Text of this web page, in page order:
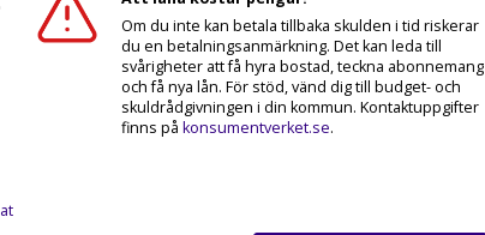
Om du inte kan betala tillbaka skulden i tid riskerar
du en betalningsanmärkning. Det kan leda till
svårigheter att få hyra bostad, teckna abonnemang
och få nya lån. För stöd, vänd dig till budget- och
skuldrådgivningen i din kommun. Kontaktuppgifter
finns på konsumentverket.se.